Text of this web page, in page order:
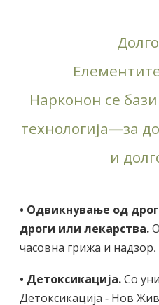
Нарконон се
технологија—за
и
• Одвикнување од
дроги или лекарства.
часовна грижа и надзор.
• Детоксикација.Со
Детоксикација - Нов